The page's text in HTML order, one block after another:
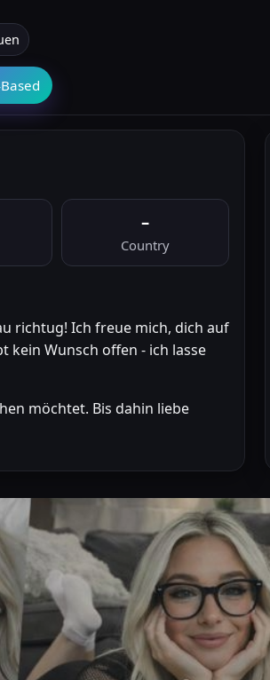
–
Country
richtug! Ich freue mich, dich auf
kein Wunsch offen - ich lasse
möchtet. Bis dahin liebe